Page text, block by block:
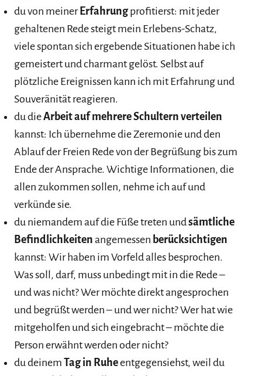
du von meinerErfahrungprofitierst: mit jeder
gehaltenen Rede steigt mein Erlebens-Schatz,
viele spontan sich ergebende Situationen habe ich
gemeistert und charmant gelöst. Selbst auf
plötzliche Ereignissen kann ich mit Erfahrung und
Souveränität reagieren.
du dieArbeit auf mehrere Schultern verteilen
kannst: Ich übernehme die Zeremonie und den
Ablauf der Freien Rede von der Begrüßung bis zum
Ende der Ansprache. Wichtige Informationen, die
allen zukommen sollen, nehme ich auf und
verkünde sie.
du niemandem auf die Füße treten undsämtliche
Befindlichkeiten angemessen berücksichtigen
kannst: Wir haben im Vorfeld alles besprochen.
Was soll, darf, muss unbedingt mit in die Rede –
und was nicht? Wer möchte direkt angesprochen
und begrüßt werden – und wer nicht? Wer hat wie
mitgeholfen und sich eingebracht – möchte die
Person erwähnt werden oder nicht?
du deinem Tag in Ruheentgegensiehst, weil du